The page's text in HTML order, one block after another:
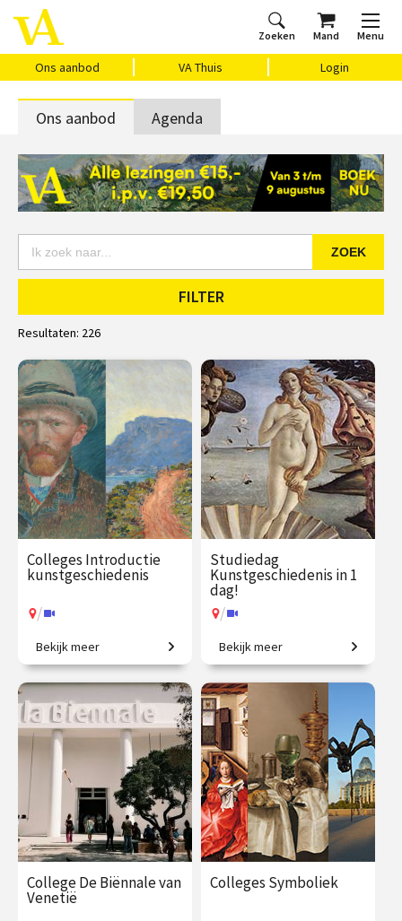
Zoeken Mand Menu
Ons aanbod VA Thuis Login
Home
Ons aanbod
Agenda
VAthuis
Over ons
Vragen?
Cadeaubon
Ons aanbod Agenda
ZOEK
FILTER
Resultaten: 226
Colleges Introductie
kunstgeschiedenis
/
2500 jaar westerse
kunstgeschiedenis in
vogelvlucht.
€ 345.00
vanaf 21
sep.
Op locatie of online
Bekijk meer
Studiedag
Kunstgeschiedenis in 1
dag!
/
Uitdagende expeditie van
Grieken tot moderne kunst.
€ 65.00 / €
90.00
vanaf 13
aug.
/ Op locatie of online
Bekijk meer
College De Biënnale van
Venetië
Colleges Symboliek